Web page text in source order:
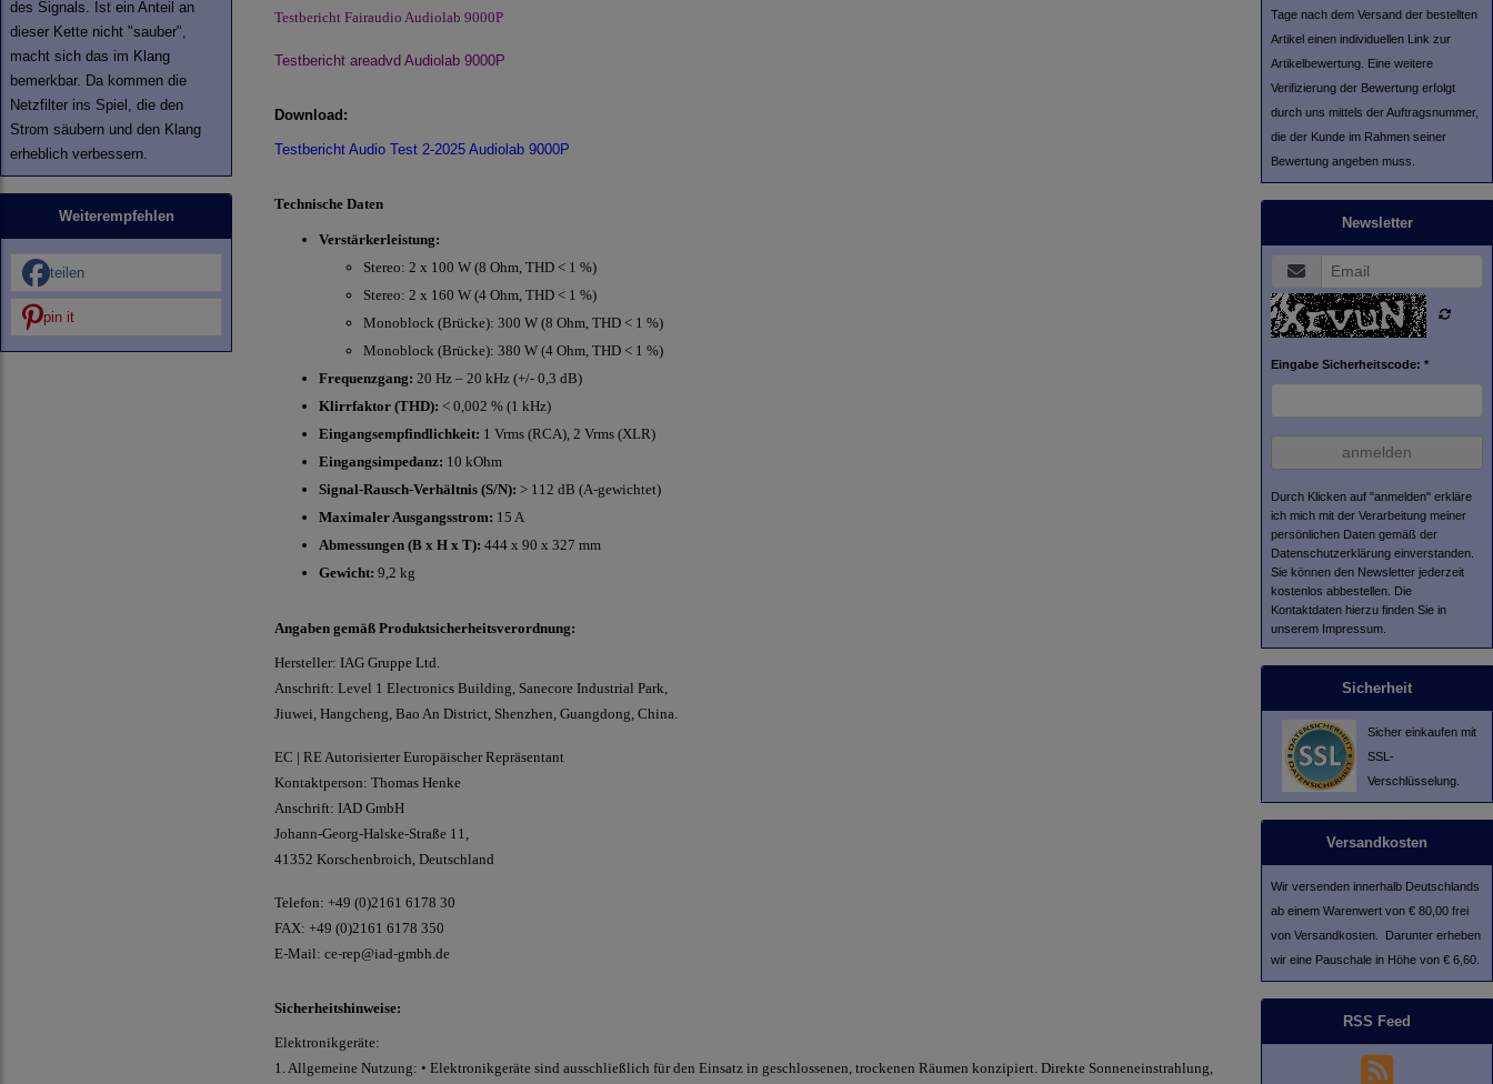
des Signals. Ist ein Anteil an
dieser Kette nicht "sauber",
macht sich das im Klang
bemerkbar. Da kommen die
Netzfilter ins Spiel, die den
Strom säubern und den Klang
erheblich verbessern.
Weiterempfehlen
teilen
pin it
Testbericht Fairaudio Audiolab 9000P
Testbericht areadvd Audiolab 9000P
Download:
Testbericht Audio Test 2-2025 Audiolab 9000P
Technische Daten
Verstärkerleistung:
Stereo: 2 x 100 W (8 Ohm, THD < 1 %)
Stereo: 2 x 160 W (4 Ohm, THD < 1 %)
Monoblock (Brücke): 300 W (8 Ohm, THD < 1 %)
Monoblock (Brücke): 380 W (4 Ohm, THD < 1 %)
Frequenzgang: 20 Hz – 20 kHz (+/- 0,3 dB)
Klirrfaktor (THD): < 0,002 % (1 kHz)
Eingangsempfindlichkeit: 1 Vrms (RCA), 2 Vrms (XLR)
Eingangsimpedanz: 10 kOhm
Signal-Rausch-Verhältnis (S/N): > 112 dB (A-gewichtet)
Maximaler Ausgangsstrom: 15 A
Abmessungen (B x H x T): 444 x 90 x 327 mm
Gewicht: 9,2 kg
Angaben gemäß Produktsicherheitsverordnung:
Hersteller: IAG Gruppe Ltd.
Anschrift: Level 1 Electronics Building, Sanecore Industrial Park,
Jiuwei, Hangcheng, Bao An District, Shenzhen, Guangdong, China.
EC | RE Autorisierter Europäischer Repräsentant
Kontaktperson: Thomas Henke
Anschrift: IAD GmbH
Johann-Georg-Halske-Straße 11,
41352 Korschenbroich, Deutschland
Telefon: +49 (0)2161 6178 30
FAX: +49 (0)2161 6178 350
E-Mail: ce-rep@iad-gmbh.de
Sicherheitshinweise:
Elektronikgeräte:
1. Allgemeine Nutzung: • Elektronikgeräte sind ausschließlich für den Einsatz in geschlossenen, trockenen Räumen konzipiert. Direkte Sonneneinstrahlung,
Tage nach dem Versand der bestellten
Artikel einen individuellen Link zur
Artikelbewertung. Eine weitere
Verifizierung der Bewertung erfolgt
durch uns mittels der Auftragsnummer,
die der Kunde im Rahmen seiner
Bewertung angeben muss.
Newsletter
Eingabe Sicherheitscode: *
anmelden
Durch Klicken auf "anmelden" erkläre
ich mich mit der Verarbeitung meiner
persönlichen Daten gemäß der
Datenschutzerklärung einverstanden.
Sie können den Newsletter jederzeit
kostenlos abbestellen. Die
Kontaktdaten hierzu finden Sie in
unserem Impressum.
Sicherheit
Sicher einkaufen mit
SSL-
Verschlüsselung.
Versandkosten
Wir versenden innerhalb Deutschlands
ab einem Warenwert von € 80,00 frei
von Versandkosten. Darunter erheben
wir eine Pauschale in Höhe von € 6,60.
RSS Feed